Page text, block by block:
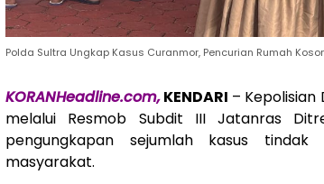
Polda Sultra Ungkap Kasus Curanmor, Pencurian Rumah
KORANHeadline.com,KENDARI – Kepolisian
melalui Resmob Subdit III Jatanras
pengungkapan sejumlah kasus
masyarakat.